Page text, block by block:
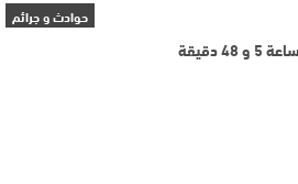
حوادث و جرائم